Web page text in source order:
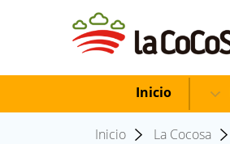
Inicio
Inicio La Cocosa